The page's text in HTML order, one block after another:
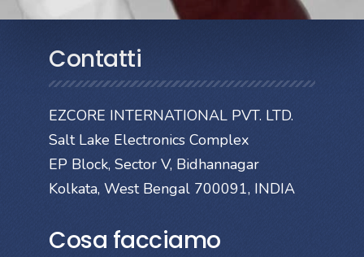
Contatti
EZCORE INTERNATIONAL PVT. LTD.
Salt Lake Electronics Complex
EP Block, Sector V, Bidhannagar
Kolkata, West Bengal 700091, INDIA
Cosa facciamo